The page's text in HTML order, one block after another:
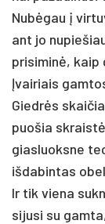
Nubė­gau į
ant jo
pri­si­minė, kaip
Įvai­riais
Giedrės
puo­šia
gias­luoks­ne
iš­da­bin­tas
Ir tik vie­na
si­ju­si su